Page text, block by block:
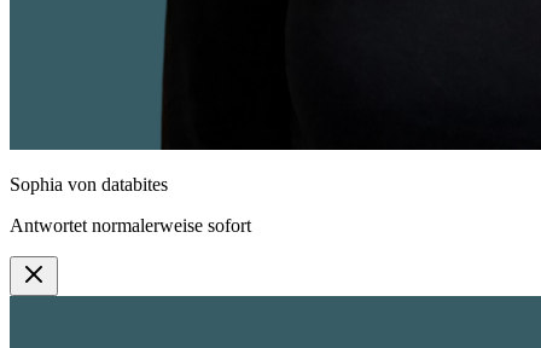
Sophia von databites
Antwortet normalerweise sofort